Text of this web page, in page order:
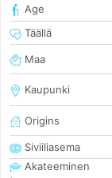
Age
Täällä
Maa
Kaupunki
Origins
Siviiliasema
Akateeminen